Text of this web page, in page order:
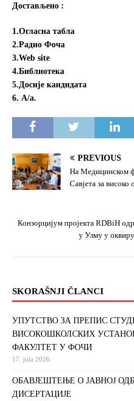
Достављено
1.Огласна табла
2.Радио Фоча
3.Web site
4.Библиотека
5.Досије кандидата
6. А/а.
PREVIOUS
На Медицинском
Савјета за
Конзорцијум пројекта RDBiH
у Улму у
SKORAŠNJI ČLANCI
УПУТСТВО ЗА ПРЕПИС
ВИСОКОШКОЛСКИХ
ФАКУЛТЕТ У ФОЧИ
17. jula 2026.
ОБАВЈЕШТЕЊЕ О ЈАВНОЈ
ДИСЕРТАЦИЈЕ